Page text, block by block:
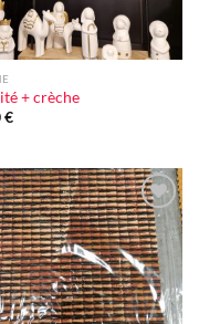
+ crèche
€
Ajouter
à la liste
d'envie